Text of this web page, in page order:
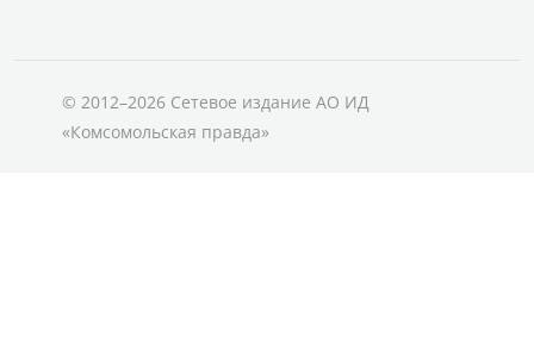
© 2012–2026 Сетевое издание АО ИД
«Комсомольская правда»